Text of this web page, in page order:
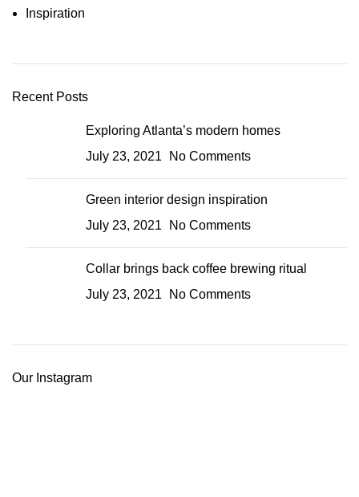
Inspiration
Recent Posts
Exploring Atlanta’s modern homes
July 23, 2021
No Comments
Green interior design inspiration
July 23, 2021
No Comments
Collar brings back coffee brewing ritual
July 23, 2021
No Comments
Our Instagram